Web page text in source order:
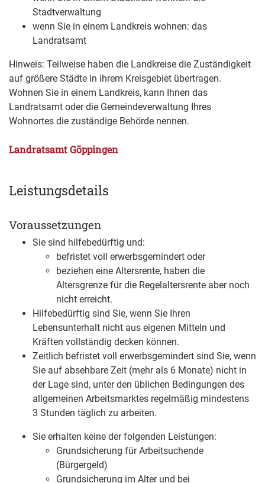
Stadtverwaltung
wenn Sie in einem Landkreis wohnen: das
Landratsamt
Hinweis: Teilweise haben die Landkreise die Zuständigkeit
auf größere Städte in ihrem Kreisgebiet übertragen.
Wohnen Sie in einem Landkreis, kann Ihnen das
Landratsamt oder die Gemeindeverwaltung Ihres
Wohnortes die zuständige Behörde nennen.
Landratsamt Göppingen
Leistungsdetails
Voraussetzungen
Sie sind hilfebedürftig und:
befristet voll erwerbsgemindert oder
beziehen eine Altersrente, haben die
Altersgrenze für die Regelaltersrente aber noch
nicht erreicht.
Hilfebedürftig sind Sie, wenn Sie Ihren
Lebensunterhalt nicht aus eigenen Mitteln und
Kräften vollständig decken können.
Zeitlich befristet voll erwerbsgemindert sind Sie, wenn
Sie auf absehbare Zeit (mehr als 6 Monate) nicht in
der Lage sind, unter den üblichen Bedingungen des
allgemeinen Arbeitsmarktes regelmäßig mindestens
3 Stunden täglich zu arbeiten.
Sie erhalten keine der folgenden Leistungen:
Grundsicherung für Arbeitsuchende
(Bürgergeld)
Grundsicherung im Alter und bei